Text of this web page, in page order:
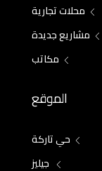
محلات تجارية
مشاريع جديدة
مكاتب
الموقع
حي تاركة
جيليز